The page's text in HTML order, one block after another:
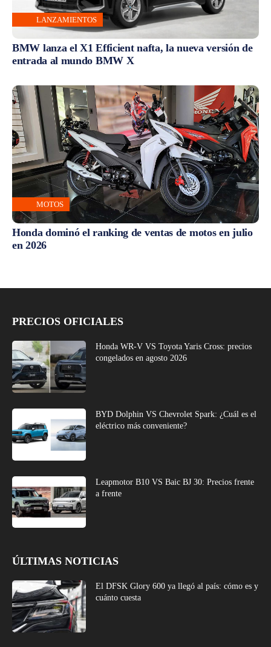
LANZAMIENTOS
BMW lanza el X1 Efficient nafta, la nueva versión de
entrada al mundo BMW X
MOTOS
Honda dominó el ranking de ventas de motos en julio
en 2026
PRECIOS OFICIALES
Honda WR-V VS Toyota Yaris Cross: precios
congelados en agosto 2026
BYD Dolphin VS Chevrolet Spark: ¿Cuál es el
eléctrico más conveniente?
Leapmotor B10 VS Baic BJ 30: Precios frente
a frente
ÚLTIMAS NOTICIAS
El DFSK Glory 600 ya llegó al país: cómo es y
cuánto cuesta